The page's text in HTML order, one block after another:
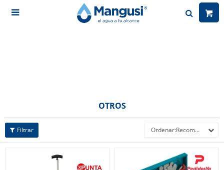

OTROS
Recomendados